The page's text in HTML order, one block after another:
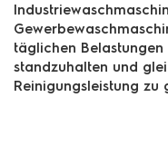
täglichen
standzuhalten und
Reinigungsleistung zu